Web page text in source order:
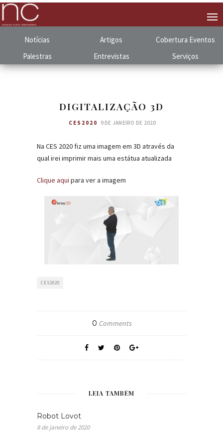
Notícias Artigos Cobertura Eventos
Palestras
Entrevistas Serviços
DIGITALIZAÇÃO 3D
CES2020 9 DE JANEIRO DE 2020
Na CES 2020 fiz uma imagem em 3D através da
qual irei imprimir mais uma estátua atualizada
Clique aqui para ver a imagem
CES2020
0 Comments
LEIA TAMBÉM
Robot Lovot
8 de janeiro de 2020